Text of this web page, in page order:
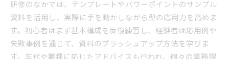
研修のなかでは、テンプレートやパワーポイントのサンプル
資料を活用し、実際に手を動かしながら型の応用力を高めま
す。初心者はまず基本構成を反復練習し、経験者は応用例や
失敗事例を通じて、資料のブラッシュアップ方法を学びま